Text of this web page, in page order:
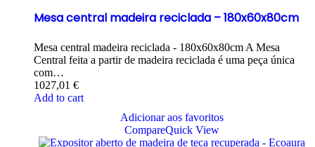
Mesa central madeira reciclada – 180x60x80cm
Mesa central madeira reciclada - 180x60x80cm A Mesa
Central feita a partir de madeira reciclada é uma peça única
com…
1027,01 €
Add to cart
Adicionar aos favoritos
CompareQuick View